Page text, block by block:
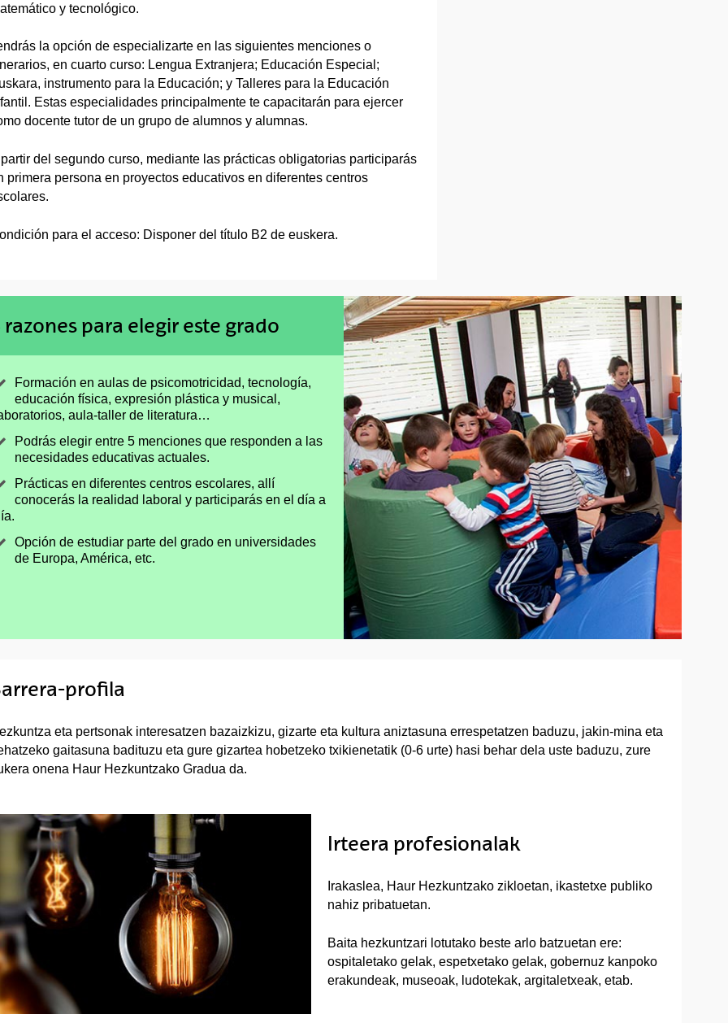
y tecnológico.
la opción de especializarte en las siguientes menciones o
en cuarto curso: Lengua Extranjera; Educación Especial;
instrumento para la Educación; y Talleres para la Educación
Estas especialidades principalmente te capacitarán para ejercer
docente tutor de un grupo de alumnos y alumnas.
del segundo curso, mediante las prácticas obligatorias participarás
primera persona en proyectos educativos en diferentes centros
para el acceso: Disponer del título B2 de euskera.
razones para elegir este grado
Formación en aulas de psicomotricidad, tecnología,
educación física, expresión plástica y musical,
aula-taller de literatura…
Podrás elegir entre 5 menciones que responden a las
necesidades educativas actuales.
Prácticas en diferentes centros escolares, allí
conocerás la realidad laboral y participarás en el día a
Opción de estudiar parte del grado en universidades
de Europa, América, etc.
profila
eta pertsonak interesatzen bazaizkizu, gizarte eta kultura aniztasuna errespetatzen baduzu, jakin-mina eta
gaitasuna badituzu eta gure gizartea hobetzeko txikienetatik (0-6 urte) hasi behar dela uste baduzu, zure
onena Haur Hezkuntzako Gradua da.
Irteera profesionalak
Irakaslea, Haur Hezkuntzako zikloetan, ikastetxe publiko
nahiz pribatuetan.
Baita hezkuntzari lotutako beste arlo batzuetan ere:
ospitaletako gelak, espetxetako gelak, gobernuz kanpoko
erakundeak, museoak, ludotekak, argitaletxeak, etab.